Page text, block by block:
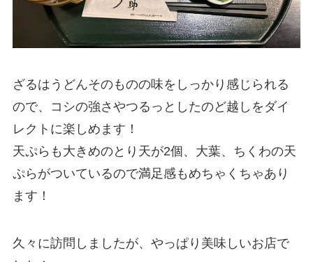
ざるはうどんそのものの味をしっかり感じられる
ので、コシの強さやつるっとしたのど越しをダイ
レクトに楽しめます！
天ぷらも大きめのとり天が2個、大葉、ちくわの天
ぷらがついているので満足感もめちゃくちゃあり
ます！
久々に訪問しましたが、やっぱり美味しいお店で